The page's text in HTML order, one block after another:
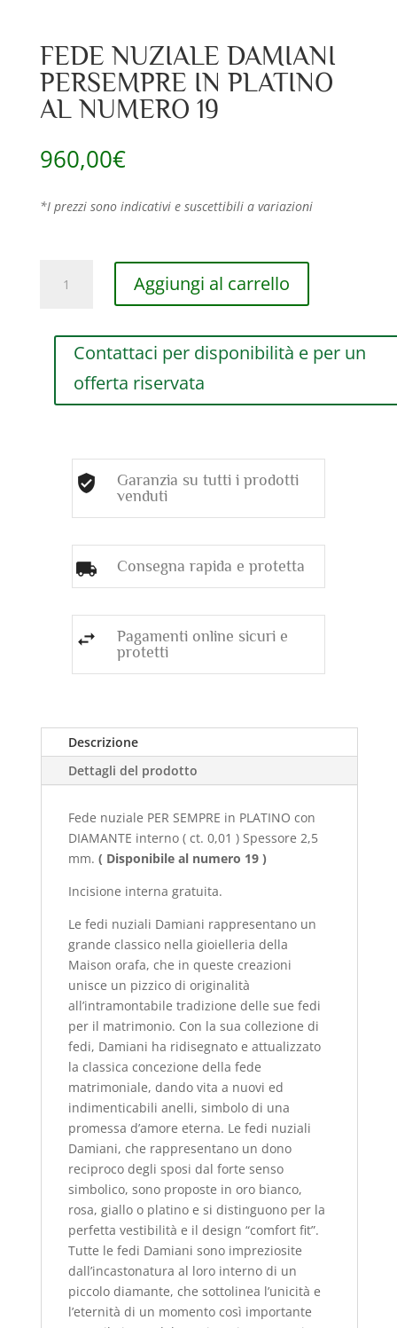
FEDE NUZIALE DAMIANI
PERSEMPRE IN PLATINO
AL NUMERO 19
960,00€
*I prezzi sono indicativi e suscettibili a variazioni
NUZIALE
Aggiungi al carrello
Contattaci per disponibilità e per un
offerta riservata
Garanzia su tutti i prodotti
venduti
Consegna rapida e protetta
Pagamenti online sicuri e
protetti
Descrizione
Dettagli del prodotto
Fede nuziale PER SEMPRE in PLATINO con
DIAMANTE interno ( ct. 0,01 ) Spessore 2,5
mm. ( Disponibile al numero 19 )
Incisione interna gratuita.
Le fedi nuziali Damiani rappresentano un
grande classico nella gioielleria della
Maison orafa, che in queste creazioni
unisce un pizzico di originalità
all’intramontabile tradizione delle sue fedi
per il matrimonio. Con la sua collezione di
fedi, Damiani ha ridisegnato e attualizzato
la classica concezione della fede
matrimoniale, dando vita a nuovi ed
indimenticabili anelli, simbolo di una
promessa d’amore eterna. Le fedi nuziali
Damiani, che rappresentano un dono
reciproco degli sposi dal forte senso
simbolico, sono proposte in oro bianco,
rosa, giallo o platino e si distinguono per la
perfetta vestibilità e il design “comfort fit”.
Tutte le fedi Damiani sono impreziosite
dall’incastonatura al loro interno di un
piccolo diamante, che sottolinea l’unicità e
l’eternità di un momento così importante